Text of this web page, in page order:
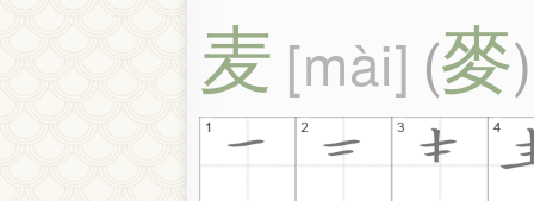
麦 mài (麥)